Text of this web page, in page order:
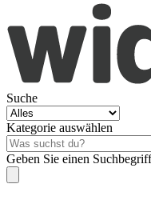
Suche
Kategorie auswählen
Geben Sie einen